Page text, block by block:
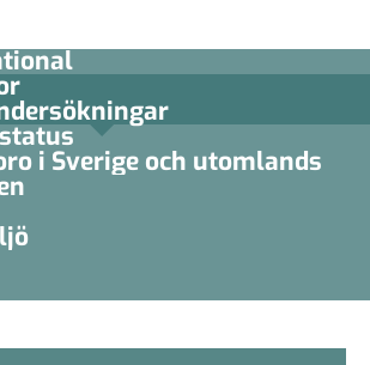
i Sverige och utomlands